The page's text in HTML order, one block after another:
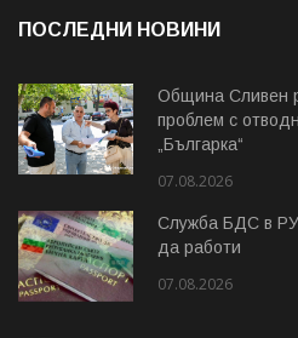
ПОСЛЕДНИ НОВИНИ
Община Сливен
проблем с
„Българка“
07.08.2026
Служба БДС в
да работи
07.08.2026